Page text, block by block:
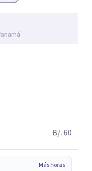
B/. 60
Más horas